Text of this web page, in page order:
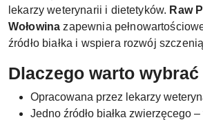
lekarzy weterynarii i dietetyków. Raw
Wołowina zapewnia
źródło białka i wspiera rozwój
Dlaczego warto wybrać
Opracowana przez lekarzy
Jedno źródło białka zwierzęcego –